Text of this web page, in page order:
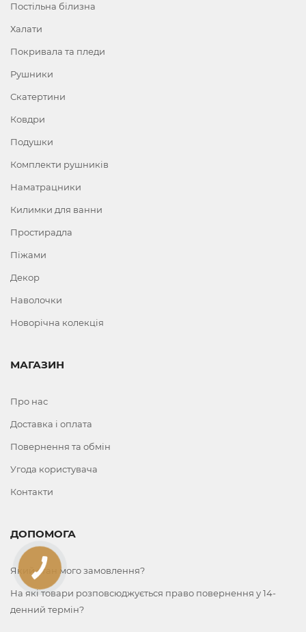
Постільна білизна
Халати
Покривала та пледи
Рушники
Скатертини
Ковдри
Подушки
Комплекти рушників
Наматрацники
Килимки для ванни
Простирадла
Піжами
Декор
Наволочки
Новорічна колекція
МАГАЗИН
Про нас
Доставка і оплата
Повернення та обмін
Угода користувача
Контакти
ДОПОМОГА
Який стан мого замовлення?
На які товари розповсюджується право повернення у 14-
денний термін?
КНОПКА
ЗВ'ЯЗКУ